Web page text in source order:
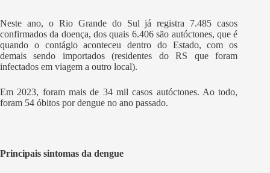
Neste ano, o Rio Grande do Sul já registra 7.485 casos
confirmados da doença, dos quais 6.406 são autóctones, que é
quando o contágio aconteceu dentro do Estado, com os
demais sendo importados (residentes do RS que foram
infectados em viagem a outro local).
Em 2023, foram mais de 34 mil casos autóctones. Ao todo,
foram 54 óbitos por dengue no ano passado.
Principais sintomas da dengue